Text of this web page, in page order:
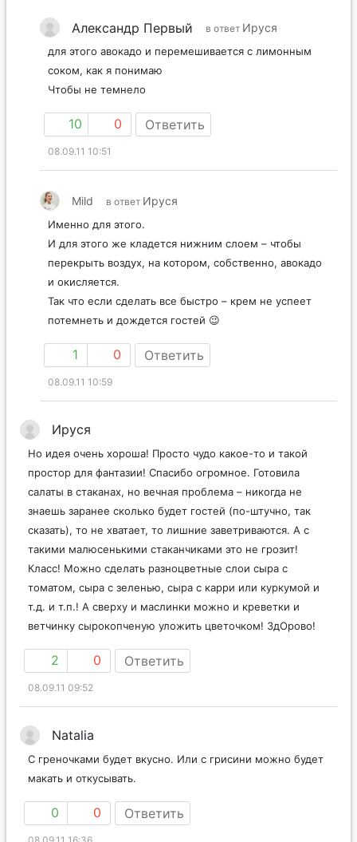
Александр Первый в ответ Ируся
для этого авокадо и перемешивается с лимонным
соком, как я понимаю
Чтобы не темнело
10 0 Ответить
08.09.11 10:51
Mild в ответ Ируся
Именно для этого.
И для этого же кладется нижним слоем – чтобы
перекрыть воздух, на котором, собственно, авокадо
и окисляется.
Так что если сделать все быстро – крем не успеет
потемнеть и дождется гостей 😉
1 0 Ответить
08.09.11 10:59
Ируся
Но идея очень хороша! Просто чудо какое-то и такой
простор для фантазии! Спасибо огромное. Готовила
салаты в стаканах, но вечная проблема – никогда не
знаешь заранее сколько будет гостей (по-штучно, так
сказать), то не хватает, то лишние заветриваются. А с
такими малюсенькими стаканчиками это не грозит!
Класс! Можно сделать разноцветные слои сыра с
томатом, сыра с зеленью, сыра с карри или куркумой и
т.д. и т.п.! А сверху и маслинки можно и креветки и
ветчинку сырокопченую уложить цветочком! ЗдОрово!
2 0 Ответить
08.09.11 09:52
Natalia
С греночками будет вкусно. Или с грисини можно будет
макать и откусывать.
0 0 Ответить